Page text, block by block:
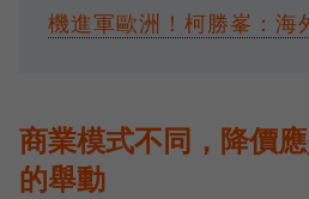
機進軍歐洲！柯勝峯：海
商業模式不同，降價
的舉動